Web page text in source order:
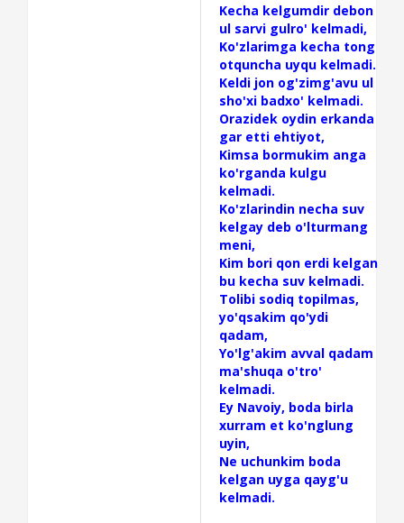
Kecha kelgumdir debon
ul sarvi gulro' kelmadi,
Ko'zlarimga kecha tong
otquncha uyqu kelmadi.
Keldi jon og'zimg'avu ul
sho'xi badxo' kelmadi.
Orazidek oydin erkanda
gar etti ehtiyot,
Kimsa bormukim anga
ko'rganda kulgu
kelmadi.
Ko'zlarindin necha suv
kelgay deb o'lturmang
meni,
Kim bori qon erdi kelgan
bu kecha suv kelmadi.
Tolibi sodiq topilmas,
yo'qsakim qo'ydi
qadam,
Yo'lg'akim avval qadam
ma'shuqa o'tro'
kelmadi.
Ey Navoiy, boda birla
xurram et ko'nglung
uyin,
Ne uchunkim boda
kelgan uyga qayg'u
kelmadi.